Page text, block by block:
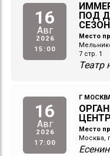
16
Авг
2026
15:00
ПОД
Место
7 стр. 1
Театр
16
Авг
2026
17:00
Г
Место
Москва,